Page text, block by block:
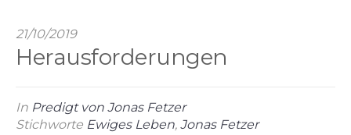
21/10/2019
Herausforderungen
In Predigt von Jonas Fetzer
Stichworte Ewiges Leben, Jonas Fetzer